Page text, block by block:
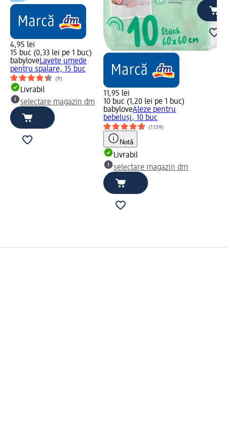
4,95 lei
15 buc (0,33 lei pe 1 buc)
babyloveLavete umede
pentru spalare, 15 buc
(9)
Livrabil
selectare magazin dm
11,95 lei
10 buc (1,20 lei pe 1 buc)
babyloveAleze pentru
bebeluşi, 10 buc
(1139)
Notă
Livrabil
selectare magazin dm